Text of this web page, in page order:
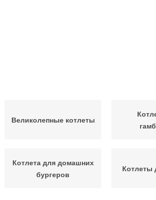
Великолепные котлеты
Котлета для домашних
бургеров
Котлеты